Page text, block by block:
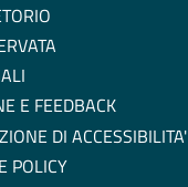
E FEEDBACK
DI ACCESSIBILITA'
POLICY